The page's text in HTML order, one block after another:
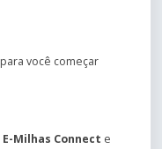
para você começar
E-Milhas Connect e